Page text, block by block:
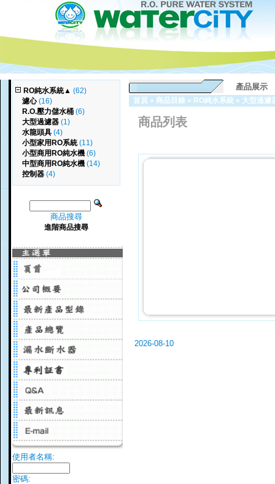
RO純水系統▲ (62)
濾心(16)
R.O.壓力儲水桶 (6)
大型過濾器 (1)
水龍頭具 (4)
小型家用RO系統(11)
小型商用RO純水機 (6)
中型商用RO純水機 (14)
控制器 (4)
商品搜尋
進階商品搜尋
使用者名稱:
密碼:
產品展示
首頁 » 商品目錄 » RO純水系統 » 大型過濾
商品列表
2026-08-10